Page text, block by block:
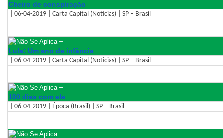
Cheiro de conspiração
| 06-04-2019 | Carta Capital (Notícias) | SP – Brasil
–
Lula: Um ano de infância
| 06-04-2019 | Carta Capital (Notícias) | SP – Brasil
–
100 dias com ele
| 06-04-2019 | Época (Brasil) | SP – Brasil
–